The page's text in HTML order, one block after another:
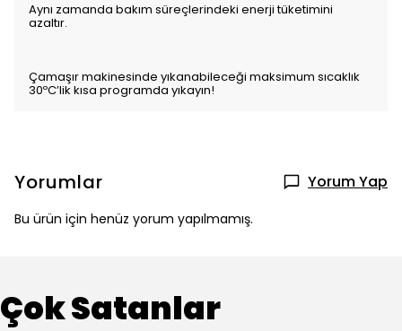
Aynı zamanda bakım süreçlerindeki enerji tüketimini
azaltır.
Çamaşır makinesinde yıkanabileceği maksimum sıcaklık
30ºC’lik kısa programda yıkayın!
Yorumlar Yorum Yap
Bu ürün için henüz yorum yapılmamış.
Çok Satanlar